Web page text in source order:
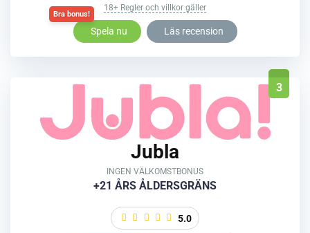
18+ Regler och villkor gäller
Spela nu Läs recension
3
Jubla
INGEN VÄLKOMSTBONUS
+21 ÅRS ÅLDERSGRÄNS
5.0